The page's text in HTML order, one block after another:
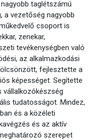
taglétszámú
a vezetőség nagyobb
csoport is
zenekar,
tevékenységben való
az alkalmazkodási
fejlesztette a
képességet. Segítette
vállalkozókészség
tudatosságot. Mindez,
és a közéleti
és az aktív
szerepet